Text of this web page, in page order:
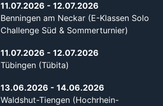
11.07.2026 - 12.07.2026
Benningen am Neckar (E-Klassen Solo
Challenge Süd & Sommerturnier)
11.07.2026 - 12.07.2026
Tübingen (Tübita)
13.06.2026 - 14.06.2026
Waldshut-Tiengen (Hochrhein-